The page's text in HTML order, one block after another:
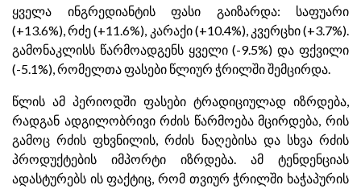
ყველა ინგრედიანტის ფასი გაიზარდა: საფუარი
(+13.6%), რძე (+11.6%), კარაქი (+10.4%), კვერცხი (+3.7%).
გამონაკლისს წარმოადგენს ყველი (-9.5%) და ფქვილი
(-5.1%), რომელთა ფასები წლიურ ჭრილში შემცირდა.
წლის ამ პერიოდში ფასები ტრადიციულად იზრდება,
რადგან ადგილობრივი რძის წარმოება მცირდება, რის
გამოც რძის ფხვნილის, რძის ნაღებისა და სხვა რძის
პროდუქტების იმპორტი იზრდება. ამ ტენდენციას
ადასტურებს ის ფაქტიც, რომ თვიურ ჭრილში ხაჭაპურის